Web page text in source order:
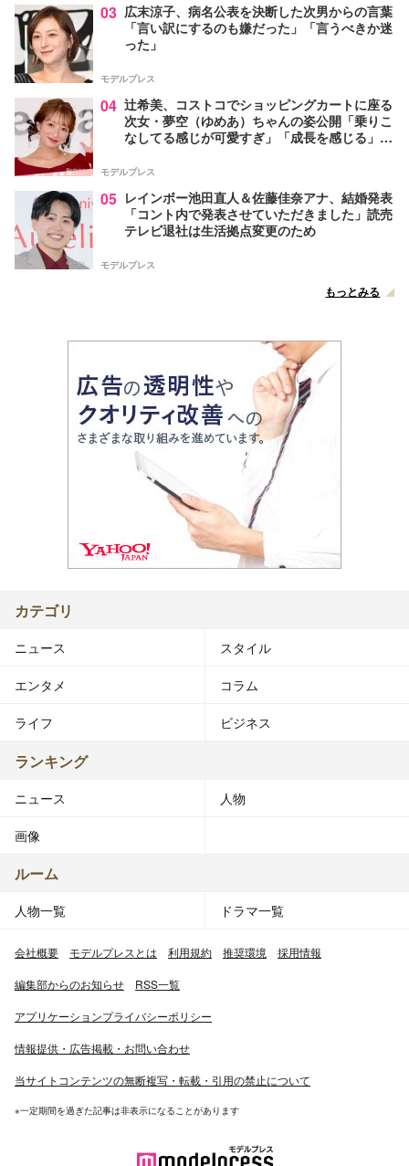
03 広末涼子、病名公表を決断した次男からの言葉
「言い訳にするのも嫌だった」「言うべきか迷
った」
モデルプレス
04 辻希美、コストコでショッピングカートに座る
次女・夢空（ゆめあ）ちゃんの姿公開「乗りこ
なしてる感じが可愛すぎ」「成長を感じる」の
モデルプレス
05 レインボー池田直人＆佐藤佳奈アナ、結婚発表
「コント内で発表させていただきました」読売
テレビ退社は生活拠点変更のため
モデルプレス
もっとみる
カテゴリ
ニュース スタイル
エンタメ コラム
ライフ ビジネス
ランキング
ニュース 人物
画像
ルーム
人物一覧 ドラマ一覧
会社概要 モデルプレスとは 利用規約 推奨環境 採用情報
編集部からのお知らせ RSS一覧
アプリケーションプライバシーポリシー
情報提供・広告掲載・お問い合わせ
当サイトコンテンツの無断複写・転載・引用の禁止について
※一定期間を過ぎた記事は非表示になることがあります